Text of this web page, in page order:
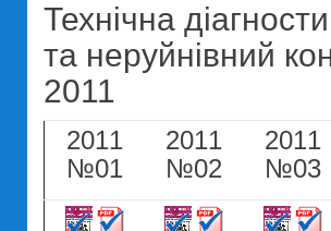
Технічна
та неруйнівний
2011
2011
№01
2011
№02
2011
№03